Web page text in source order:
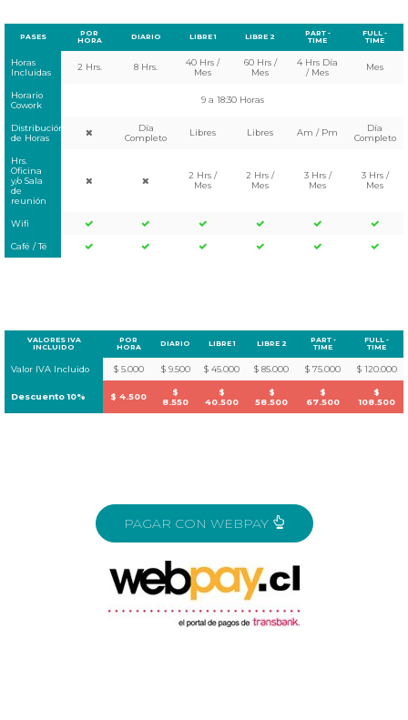
PASES
POR
HORA
DIARIO LIBRE 1 LIBRE 2
PART -
TIME
FULL -
TIME
Horas
Incluidas
2 Hrs. 8 Hrs.
40 Hrs /
Mes
60 Hrs /
Mes
4 Hrs Día
/ Mes
Mes
Horario
Cowork
9 a 18:30 Horas
Distribución
de Horas
Día
Completo
Libres Libres Am / Pm
Día
Completo
Hrs.
Oficina
y/o Sala
de
reunión
2 Hrs /
Mes
2 Hrs /
Mes
3 Hrs /
Mes
3 Hrs /
Mes
Wifi
Café / Té
VALORES IVA
INCLUIDO
POR
HORA
DIARIO LIBRE 1 LIBRE 2
PART -
TIME
FULL -
TIME
Valor IVA Incluido $ 5.000 $ 9.500 $ 45.000 $ 85.000 $ 75.000 $ 120.000
Descuento 10% $ 4.500
$
8.550
$
40.500
$
58.500
$
67.500
$
108.500
PAGAR CON WEBPAY